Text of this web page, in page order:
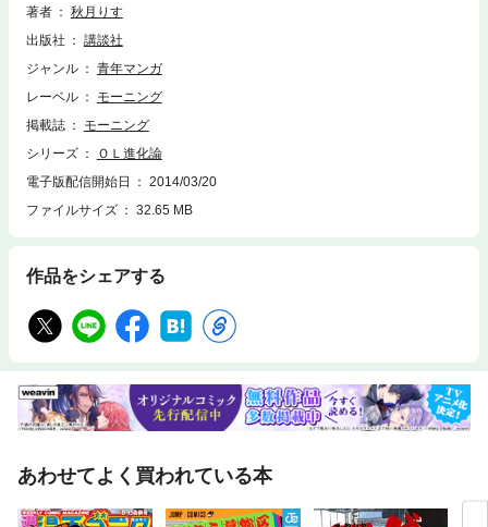
見の｢中年入門｣なる新たなシリーズもお目見えしてます…!
著者
秋月りす
出版社
講談社
ジャンル
青年マンガ
レーベル
モーニング
掲載誌
モーニング
シリーズ
ＯＬ進化論
電子版配信開始日
2014/03/20
ファイルサイズ
32.65 MB
作品をシェアする
あわせてよく買われている本